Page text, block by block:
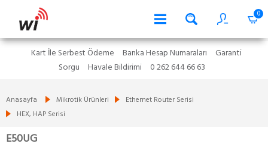
0
Kart İle Serbest Ödeme Banka Hesap Numaraları
Garanti
Sorgu
Havale Bildirimi 0 262 644 66 63
Anasayfa Mikrotik Ürünleri
Ethernet Router Serisi
HEX, HAP Serisi
E50UG